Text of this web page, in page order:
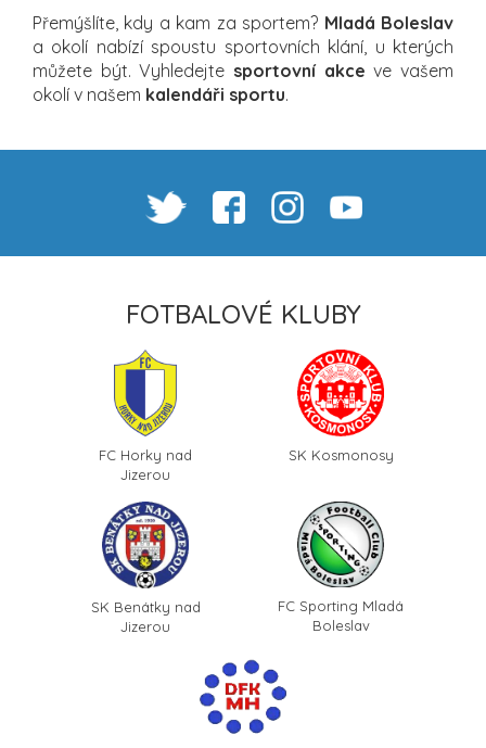
Přemýšlíte, kdy a kam za sportem? Mladá Boleslav
a okolí nabízí spoustu sportovních klání, u kterých
můžete být. Vyhledejte sportovní akce ve vašem
okolí v našem kalendáři sportu.
FOTBALOVÉ KLUBY
FC Horky nad
Jizerou
SK Kosmonosy
SK Benátky nad
Jizerou
FC Sporting Mladá
Boleslav